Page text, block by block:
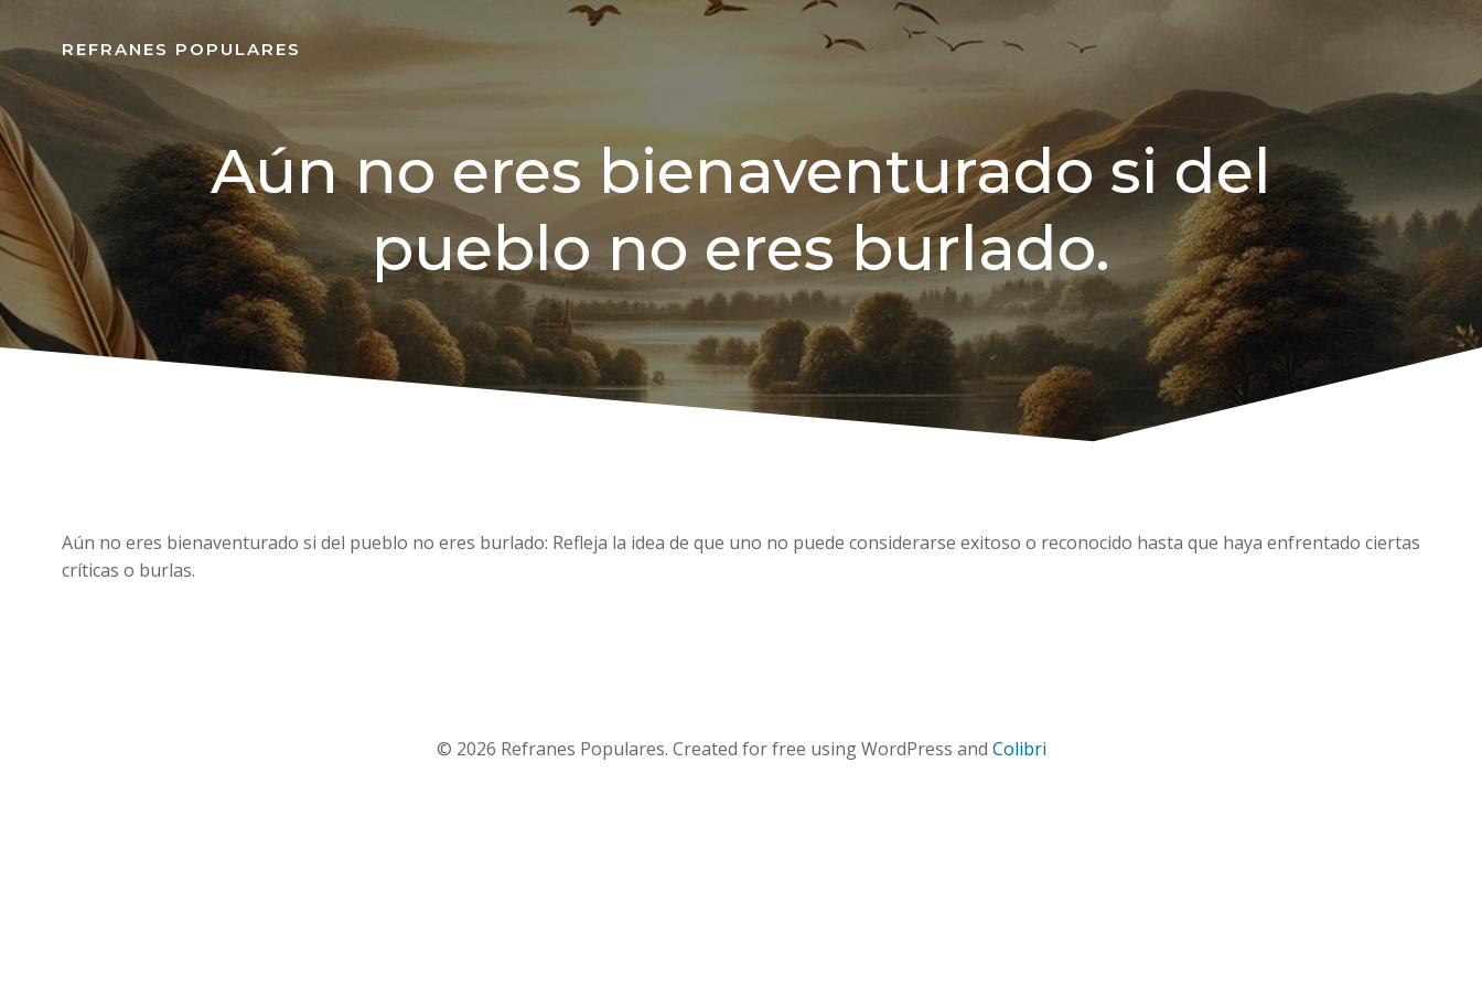
REFRANES POPULARES
Aún no eres bienaventurado si del
pueblo no eres burlado.
Aún no eres bienaventurado si del pueblo no eres burlado: Refleja la idea de que uno no puede considerarse exitoso o reconocido hasta que haya enfrentado ciertas
críticas o burlas.
© 2026 Refranes Populares. Created for free using WordPress and Colibri